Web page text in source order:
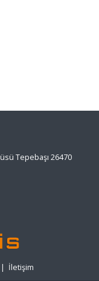
Tepebaşı 26470
| İletişim